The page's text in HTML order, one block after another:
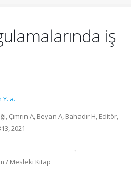
iş
a.
A, Beyan A, Bahadır H, Editör,
2021
/ Mesleki Kitap